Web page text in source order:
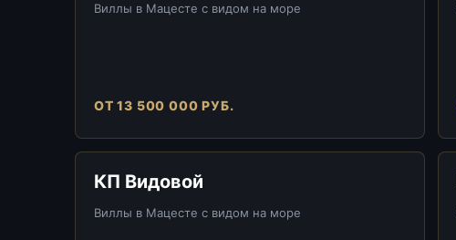
Виллы в Мацесте с видом на море
ОТ 13 500 000 РУБ.
КП Видовой
Виллы в Мацесте с видом на море